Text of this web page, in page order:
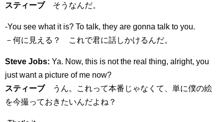
スティーブそうなんだ。
-You see what it is? To talk, they are gonna talk to you.
－何に見える？ これで君に話しかけるんだ。
Steve Jobs: Ya. Now, this is not the real thing, alright, you
just want a picture of me now?
スティーブうん。これって本番じゃなくて、単に僕の絵
を今撮っておきたいんだよね？